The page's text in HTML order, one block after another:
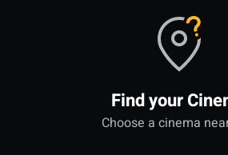
Find your
Choose a cinema